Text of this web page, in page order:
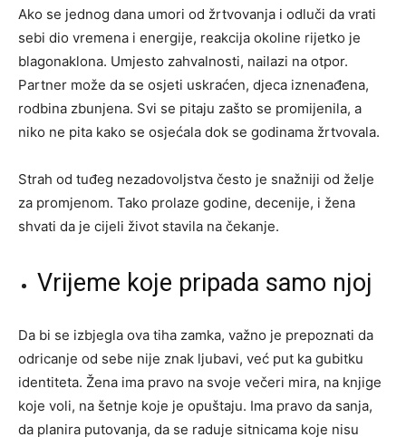
Ako se jednog dana umori od žrtvovanja i odluči da vrati
sebi dio vremena i energije, reakcija okoline rijetko je
blagonaklona. Umjesto zahvalnosti, nailazi na otpor.
Partner može da se osjeti uskraćen, djeca iznenađena,
rodbina zbunjena. Svi se pitaju zašto se promijenila, a
niko ne pita kako se osjećala dok se godinama žrtvovala.
Strah od tuđeg nezadovoljstva često je snažniji od želje
za promjenom. Tako prolaze godine, decenije, i žena
shvati da je cijeli život stavila na čekanje.
Vrijeme koje pripada samo njoj
Da bi se izbjegla ova tiha zamka, važno je prepoznati da
odricanje od sebe nije znak ljubavi, već put ka gubitku
identiteta. Žena ima pravo na svoje večeri mira, na knjige
koje voli, na šetnje koje je opuštaju. Ima pravo da sanja,
da planira putovanja, da se raduje sitnicama koje nisu